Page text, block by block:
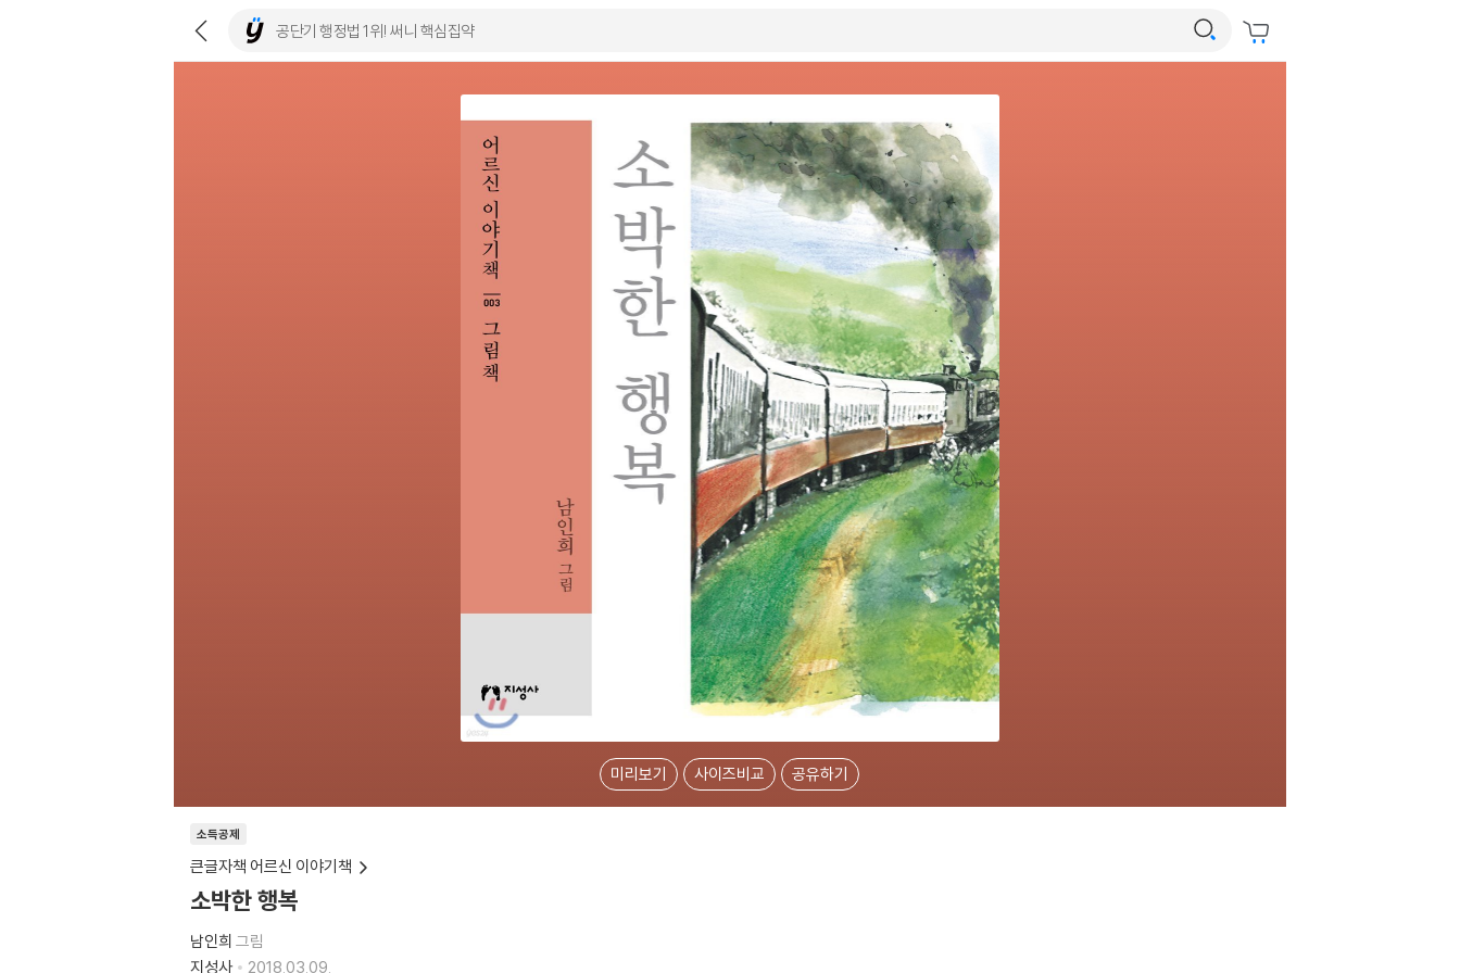
미리보기 사이즈비교 공유하기
소득공제
큰글자책 어르신 이야기책
소박한 행복
남인희 그림
지성사
2018.03.09.